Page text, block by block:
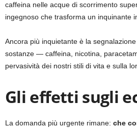
caffeina nelle acque di scorrimento
ingegnoso che trasforma un inquinante
Ancora più inquietante è la
sostanze — caffeina, nicotina,
pervasività dei nostri stili di vita e sulla
Gli effetti sugli
La domanda più urgente rimane: che